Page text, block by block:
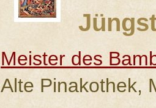
Meister des
Alte Pinakothek,